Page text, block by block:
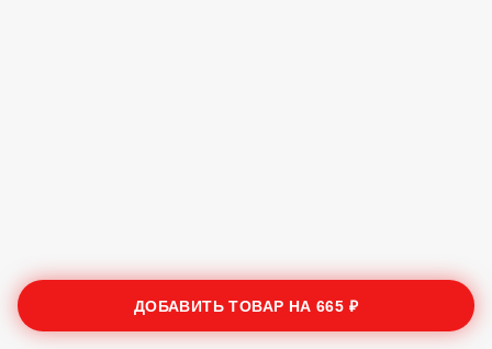
ДОБАВИТЬ ТОВАР НА665 ₽